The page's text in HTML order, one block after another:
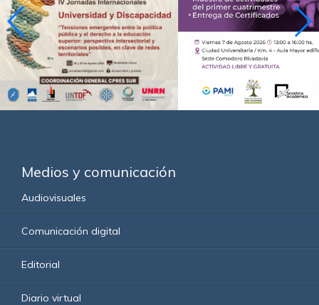
Medios y comunicación
Audiovisuales
Comunicación digital
Editorial
Diario virtual